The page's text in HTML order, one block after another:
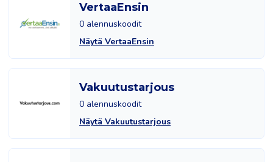
VertaaEnsin
0 alennuskoodit
Näytä VertaaEnsin
Vakuutustarjous
0 alennuskoodit
Näytä Vakuutustarjous